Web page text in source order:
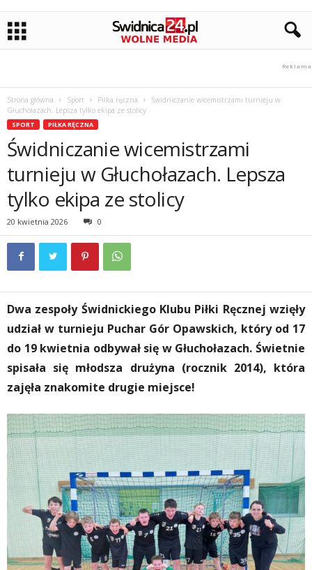
Strona główna Sport Piłka ręczna
Świdniczanie wicemistrzami turnieju w
Głuchołazach. Lepsza tylko ekipa ze stolicy
SPORT PIŁKA RĘCZNA
Świdniczanie wicemistrzami
turnieju w Głuchołazach. Lepsza
tylko ekipa ze stolicy
20 kwietnia 2026 0
Dwa zespoły Świdnickiego Klubu Piłki Ręcznej wzięły
udział w turnieju Puchar Gór Opawskich, który od 17
do 19 kwietnia odbywał się w Głuchołazach. Świetnie
spisała się młodsza drużyna (rocznik 2014), która
zajęła znakomite drugie miejsce!